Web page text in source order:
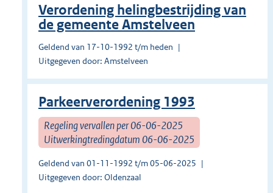
Verordening helingbestrijding van
de gemeente Amstelveen
Geldend van 17-10-1992 t/m heden
Uitgegeven door: Amstelveen
Parkeerverordening 1993
Regeling vervallen per 06-06-2025
Uitwerkingtredingdatum 06-06-2025
Geldend van 01-11-1992 t/m 05-06-2025
Uitgegeven door: Oldenzaal